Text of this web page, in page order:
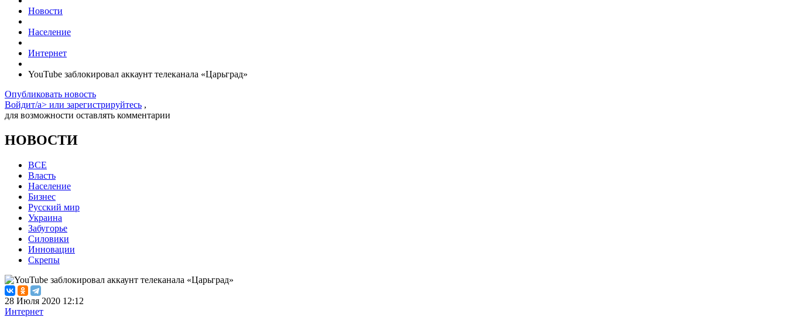
Новости
Население
Интернет
YouTube заблокировал аккаунт телеканала «Царьград»
Опубликовать новость
Войдит/a> или зарегистрируйтесь ,
для возможности оставлять комментарии
НОВОСТИ
ВСЕ
Власть
Население
Бизнес
Русский мир
Украина
Забугорье
Силовики
Инновации
Скрепы
28 Июля 2020 12:12
Интернет